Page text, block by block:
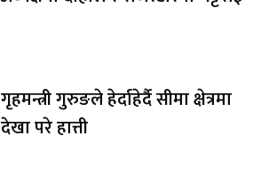
गृहमन्त्री गुरुङले हेर्दाहेर्दै सीमा क्षेत्रमा
देखा परे हात्ती